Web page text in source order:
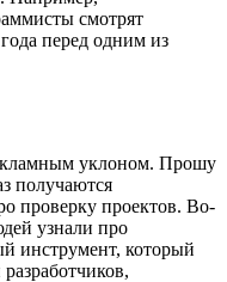
смотрят
перед одним из
уклоном. Прошу
получаются
проверку проектов. Во-
узнали про
инструмент, который